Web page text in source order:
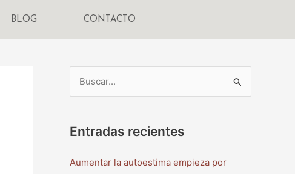
BLOG CONTACTO
c
a
Entradas recientes
Aumentar la autoestima empieza por